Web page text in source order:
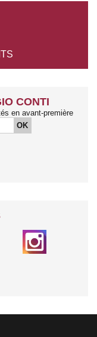
CONTI
en avant-première
OK